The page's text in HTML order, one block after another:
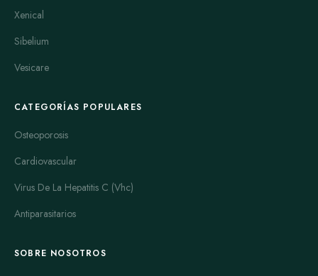
Xenical
Sibelium
Vesicare
CATEGORÍAS POPULARES
Osteoporosis
Cardiovascular
Virus De La Hepatitis C (Vhc)
Antiparasitarios
SOBRE NOSOTROS